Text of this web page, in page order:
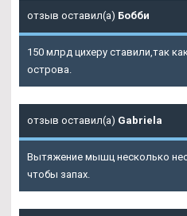
отзыв оставил(а) Бобби
150 млрд цихеру ставили,так
острова.
отзыв оставил(а) Gabriela
Вытяжение мышц несколько
чтобы запах.